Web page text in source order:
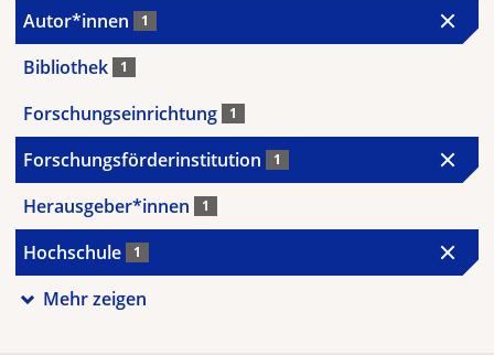
Autor*innen 1
Bibliothek 1
Forschungseinrichtung 1
Forschungsförderinstitution 1
Herausgeber*innen 1
Hochschule 1
Mehr zeigen